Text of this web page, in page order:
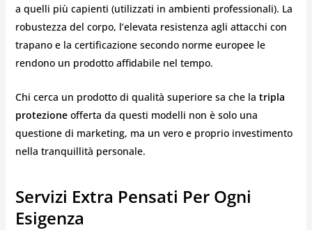
a quelli più capienti (utilizzati in ambienti professionali). La
robustezza del corpo, l’elevata resistenza agli attacchi con
trapano e la certificazione secondo norme europee le
rendono un prodotto affidabile nel tempo.
Chi cerca un prodotto di qualità superiore sa che la tripla
protezioneofferta da questi modelli non è solo una
questione di marketing, ma un vero e proprio investimento
nella tranquillità personale.
Servizi Extra Pensati Per Ogni
Esigenza